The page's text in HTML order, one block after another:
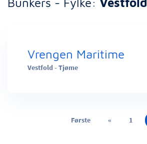
Vrengen Maritime
Vestfold - Tjøme
Første « 1